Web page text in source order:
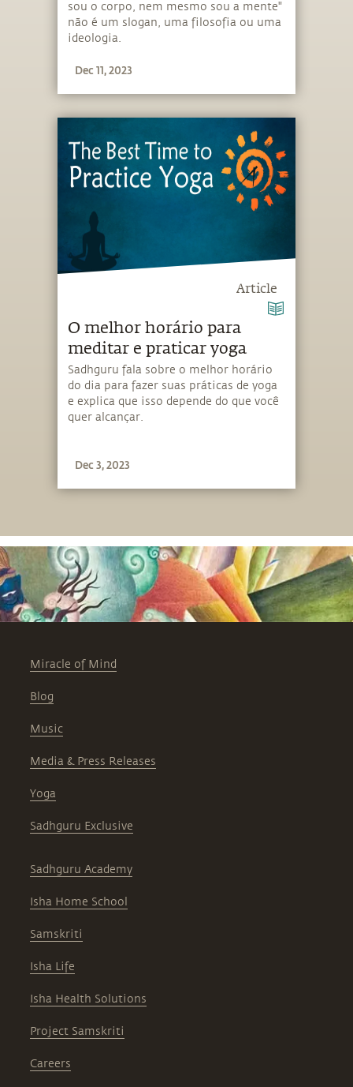
sou o corpo, nem mesmo sou a mente"
não é um slogan, uma filosofia ou uma
ideologia.
Dec 11, 2023
Article
O melhor horário para
meditar e praticar yoga
Sadhguru fala sobre o melhor horário
do dia para fazer suas práticas de yoga
e explica que isso depende do que você
quer alcançar.
Dec 3, 2023
Miracle of Mind
Blog
Music
Media & Press Releases
Yoga
Sadhguru Exclusive
Sadhguru Academy
Isha Home School
Samskriti
Isha Life
Isha Health Solutions
Project Samskriti
Careers